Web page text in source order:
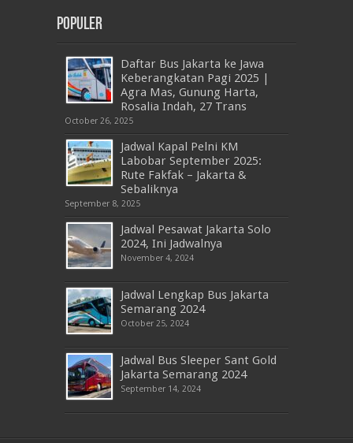
Populer
Daftar Bus Jakarta ke Jawa
Keberangkatan Pagi 2025 |
Agra Mas, Gunung Harta,
Rosalia Indah, 27 Trans
October 26, 2025
Jadwal Kapal Pelni KM
Labobar September 2025:
Rute Fakfak – Jakarta &
Sebaliknya
September 8, 2025
Jadwal Pesawat Jakarta Solo
2024, Ini Jadwalnya
November 4, 2024
Jadwal Lengkap Bus Jakarta
Semarang 2024
October 25, 2024
Jadwal Bus Sleeper Sant Gold
Jakarta Semarang 2024
September 14, 2024